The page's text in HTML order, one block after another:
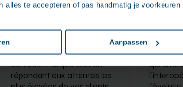
alles te accepteren of pas handmatig je voorkeuren
Aanpassen
Nous vous aidons à
concevoir, créer et gérer
des expériences numériques
client, qui reflètent la valeur
de votre marque tout en
répondant aux attentes les
La
et de
qui